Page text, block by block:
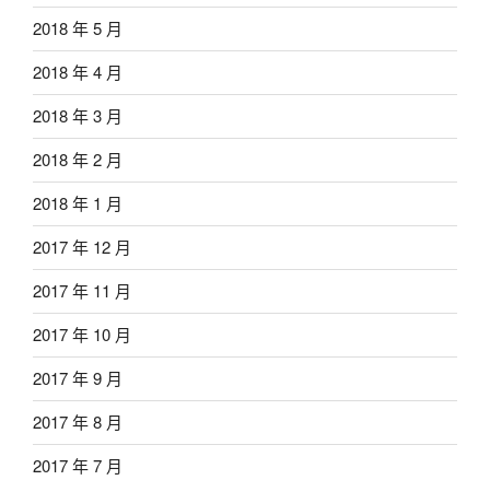
2018 年 5 月
2018 年 4 月
2018 年 3 月
2018 年 2 月
2018 年 1 月
2017 年 12 月
2017 年 11 月
2017 年 10 月
2017 年 9 月
2017 年 8 月
2017 年 7 月